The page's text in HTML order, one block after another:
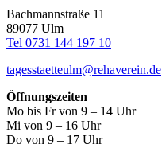
Bachmannstraße 11
89077 Ulm
Tel 0731 144 197 10
tagesstaetteulm@rehaverein.de
Öffnungszeiten
Mo bis Fr von 9 – 14 Uhr
Mi von 9 – 16 Uhr
Do von 9 – 17 Uhr